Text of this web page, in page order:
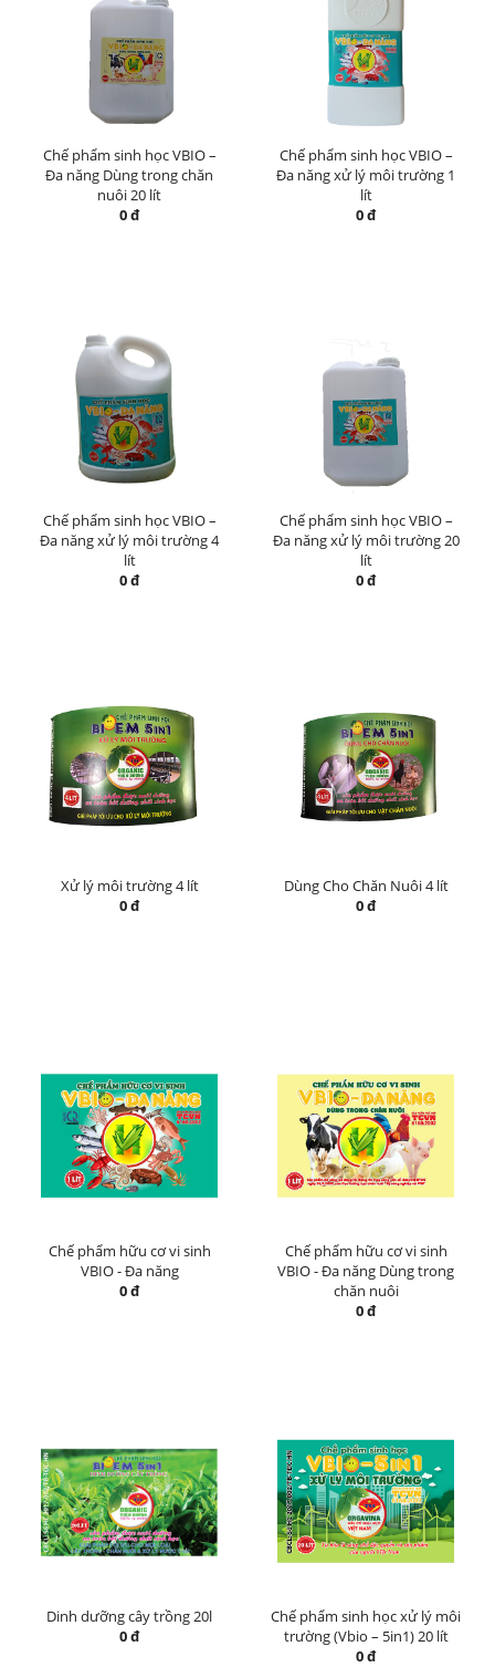
Chế phẩm sinh học VBIO –
Đa năng Dùng trong chăn
nuôi 20 lít
0 đ
Chế phẩm sinh học VBIO –
Đa năng xử lý môi trường 1
lít
0 đ
Chế phẩm sinh học VBIO –
Đa năng xử lý môi trường 4
lít
0 đ
Chế phẩm sinh học VBIO –
Đa năng xử lý môi trường 20
lít
0 đ
Xử lý môi trường 4 lít
0 đ
Dùng Cho Chăn Nuôi 4 lít
0 đ
Chế phẩm hữu cơ vi sinh
VBIO - Đa năng
0 đ
Chế phẩm hữu cơ vi sinh
VBIO - Đa năng Dùng trong
chăn nuôi
0 đ
Dinh dưỡng cây trồng 20l
0 đ
Chế phẩm sinh học xử lý môi
trường (Vbio – 5in1) 20 lít
0 đ